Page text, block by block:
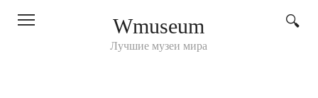
Wmuseum
Лучшие музеи мира